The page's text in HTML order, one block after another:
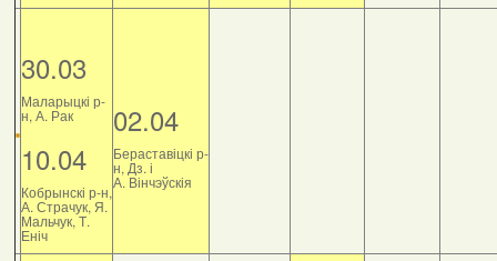
30.03
Маларыцкі р-
н, А. Рак
10.04
Кобрынскі р-н,
А. Страчук, Я.
Мальчук, Т.
Еніч
02.04
Бераставіцкі р-
н, Дз. і
А. Вінчэўскія